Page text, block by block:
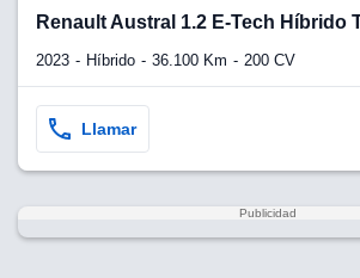
Renault Austral 1.2 E-Tech Híbrido
2023 Híbrido 36.100 Km 200 CV
Llamar